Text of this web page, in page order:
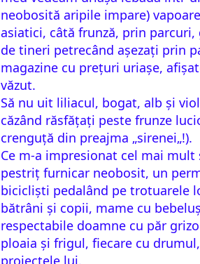
neobosită aripile impare)
asiatici, câtă frunză, prin
de tineri petrecând așezați prin
magazine cu prețuri uriașe,
văzut.
Să nu uit liliacul, bogat, alb și
căzând răsfățați peste frunze
crenguță din preajma „sirenei„!).
Ce m-a impresionat cel mai
pestriț furnicar neobosit, un
bicicliști pedalând pe trotuarele
bătrâni și copii, mame cu
respectabile doamne cu păr
ploaia și frigul, fiecare cu
proiectele lui.